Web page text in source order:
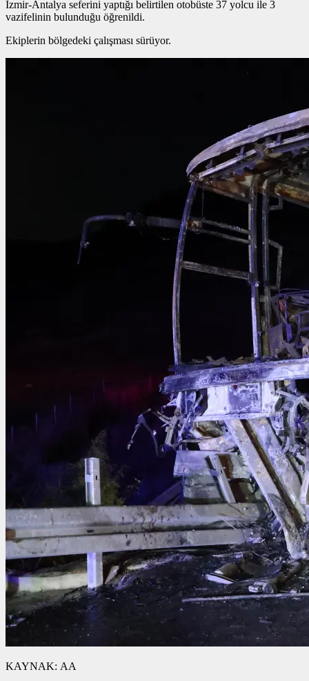
İzmir-Antalya seferini yaptığı belirtilen otobüste 37 yolcu ile 3
vazifelinin bulunduğu öğrenildi.
Ekiplerin bölgedeki çalışması sürüyor.
KAYNAK: AA